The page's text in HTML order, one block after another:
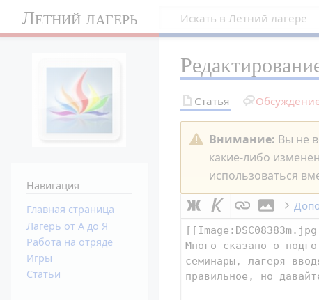
Летний лагерь
Статья
Внимание: Вы не
какие-либо
использоваться
Навигация
Главная страница
Лагерь от А до Я
Работа на отряде
Игры
Статьи